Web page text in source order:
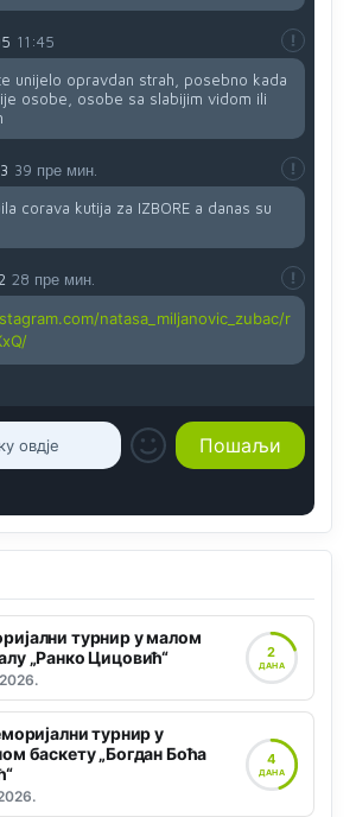
11:45
unijelo opravdan strah, posebno kada
osobe, osobe sa slabijim vidom ili
39 пре мин.
corava kutija za IZBORE a danas su
28 пре мин.
natasa_miljanovic_zubac/r
турнир у малом
„Ранко Цицовић“
2
ДАНА
турнир у
баскету „Богдан Боћа
4
ДАНА